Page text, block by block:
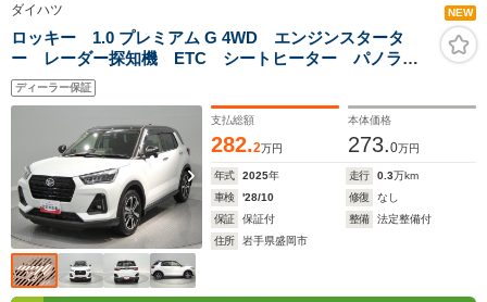
ダイハツ NEW
ロッキー 1.0 プレミアム G 4WD エンジンスタータ
ー レーダー探知機 ETC シートヒーター パノラマ
モニター アダプティブクルーズコントロール 大型
ナビ TV クリアランスソナー
ディーラー保証
支払総額
282.2万円
本体価格
273.0万円
年式 2025年 走行 0.3万km
車検
'28/10 修復
なし
保証
保証付 整備
法定整備付
住所
岩手県盛岡市